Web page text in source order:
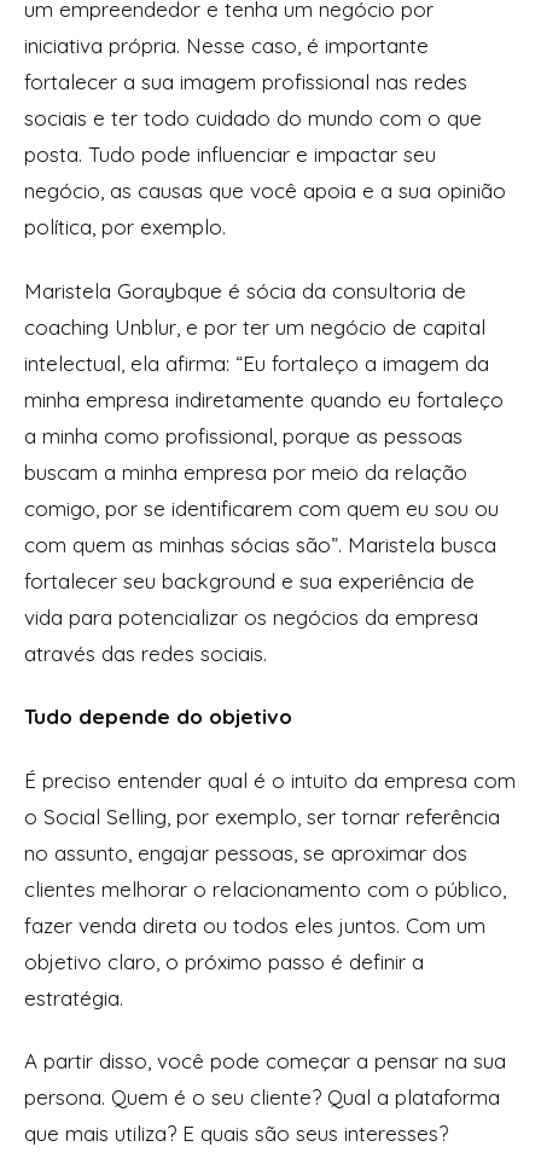
um empreendedor e tenha um negócio por
iniciativa própria. Nesse caso, é importante
fortalecer a sua imagem profissional nas redes
sociais e ter todo cuidado do mundo com o que
posta. Tudo pode influenciar e impactar seu
negócio, as causas que você apoia e a sua opinião
política, por exemplo.
Maristela Goraybque é sócia da consultoria de
coaching Unblur, e por ter um negócio de capital
intelectual, ela afirma: “Eu fortaleço a imagem da
minha empresa indiretamente quando eu fortaleço
a minha como profissional, porque as pessoas
buscam a minha empresa por meio da relação
comigo, por se identificarem com quem eu sou ou
com quem as minhas sócias são”. Maristela busca
fortalecer seu background e sua experiência de
vida para potencializar os negócios da empresa
através das redes sociais.
Tudo depende do objetivo
É preciso entender qual é o intuito da empresa com
o Social Selling, por exemplo, ser tornar referência
no assunto, engajar pessoas, se aproximar dos
clientes melhorar o relacionamento com o público,
fazer venda direta ou todos eles juntos. Com um
objetivo claro, o próximo passo é definir a
estratégia.
A partir disso, você pode começar a pensar na sua
persona. Quem é o seu cliente? Qual a plataforma
que mais utiliza? E quais são seus interesses?